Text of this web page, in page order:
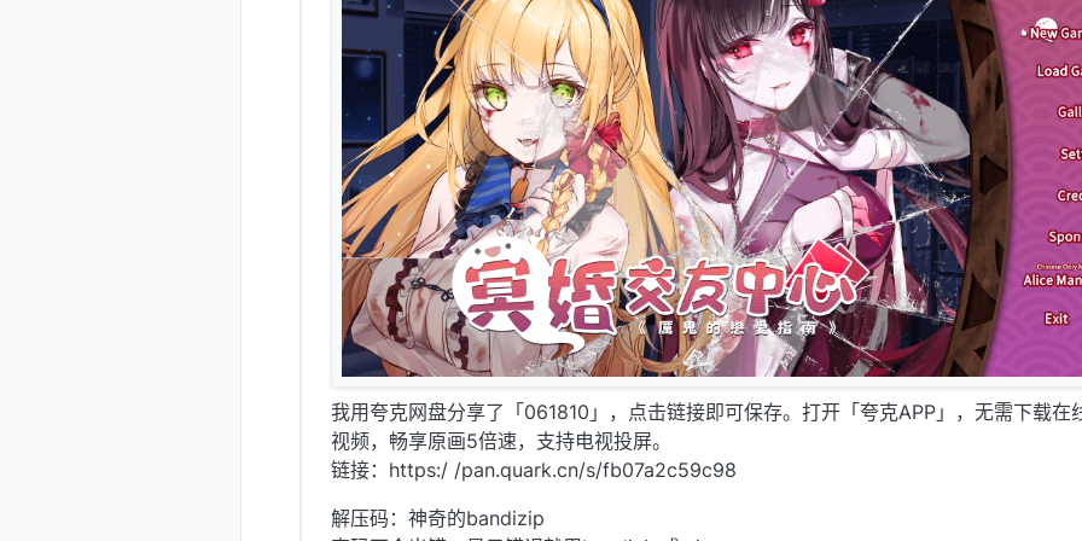
我用夸克网盘分享了「061810」，点击链接即可保存。打开「夸克APP」，无需下载在
视频，畅享原画5倍速，支持电视投屏。
链接：https:/ /pan.quark.cn/s/fb07a2c59c98
解压码：神奇的bandizip